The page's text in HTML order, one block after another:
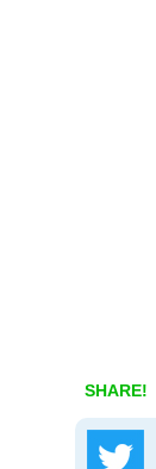
SHARE!